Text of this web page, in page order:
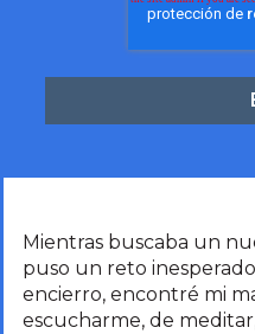
Mientras buscaba un
puso un reto
encierro, encontré mi
escucharme, de